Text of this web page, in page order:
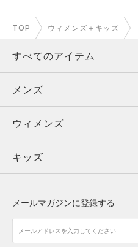
TOP ウィメンズ＋キッズ
すべてのアイテム
メンズ
ウィメンズ
キッズ
アクセサリー
メンズ
トップス
ボトムス
アクセサリー
ウィメンズ
トップス
シューズ
キッズ
メールマガジンに登録する